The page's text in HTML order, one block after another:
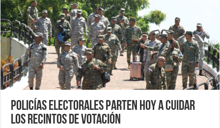
Policías electorales parten hoy a cuidar
los recintos de votación